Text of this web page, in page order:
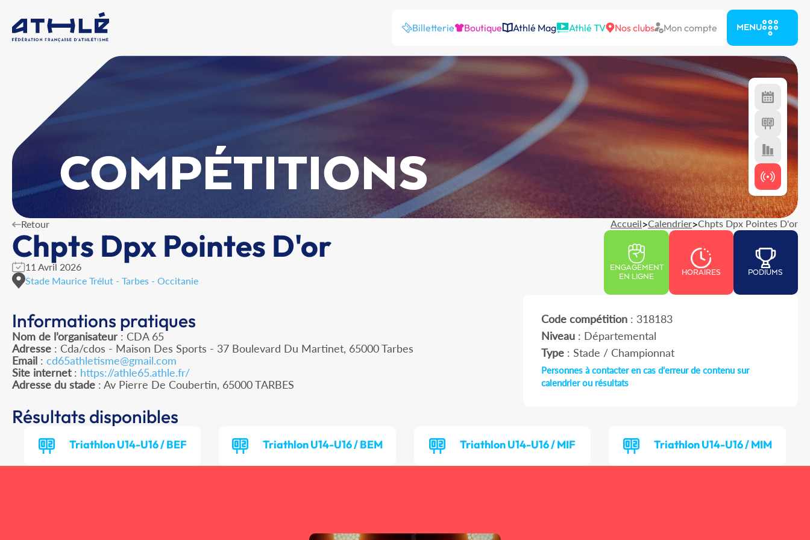
Billetterie Boutique Athlé Mag Athlé TV Nos clubs Mon compte MENU
COMPÉTITIONS
Retour Accueil>Calendrier>Chpts Dpx Pointes D'or
Chpts Dpx Pointes D'or
11 Avril 2026
Stade Maurice Trélut - Tarbes - Occitanie
ENGAGEMENT
EN LIGNE
HORAIRES PODIUMS
Informations pratiques
Nom de l’organisateur : CDA 65
Adresse : Cda/cdos - Maison Des Sports - 37 Boulevard Du Martinet, 65000 Tarbes
Email : cd65athletisme@gmail.com
Site internet: https://athle65.athle.fr/
Adresse du stade : Av Pierre De Coubertin, 65000 TARBES
Code compétition: 318183
Niveau: Départemental
Type: Stade / Championnat
Personnes à contacter en cas d'erreur de contenu sur
calendrier ou résultats
Résultats disponibles
Triathlon U14-U16 / BEF Triathlon U14-U16 / BEM Triathlon U14-U16 / MIF Triathlon U14-U16 / MIM